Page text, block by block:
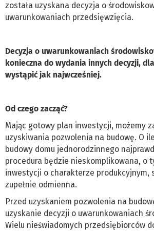
została uzyskana decyzja o
uwarunkowaniach przedsięwzięcia.
Decyzja o uwarunkowaniach
konieczna do wydania innych decyzji,
wystąpić jak najwcześniej.
Od czego zacząć?
Mając gotowy plan inwestycji, możemy
uzyskiwania pozwolenia na budowę. O
budowy domu jednorodzinnego
procedura będzie nieskomplikowana, o
inwestycji o charakterze produkcyjnym,
zupełnie odmienna.
Przed uzyskaniem pozwolenia na
uzyskanie decyzji o uwarunkowaniach
Wielu nieświadomych przedsiębiorców